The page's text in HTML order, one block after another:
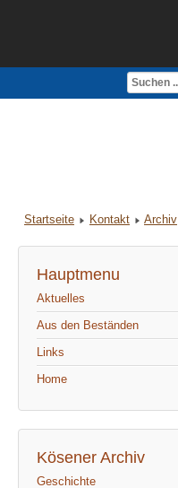
Impressum
Startseite Kontakt Archiv
Hauptmenu
Aktuelles
Aus den Beständen
Links
Home
Kösener Archiv
Geschichte